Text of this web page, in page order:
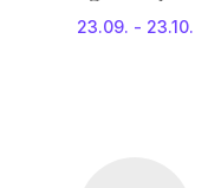
23.09. - 23.10.